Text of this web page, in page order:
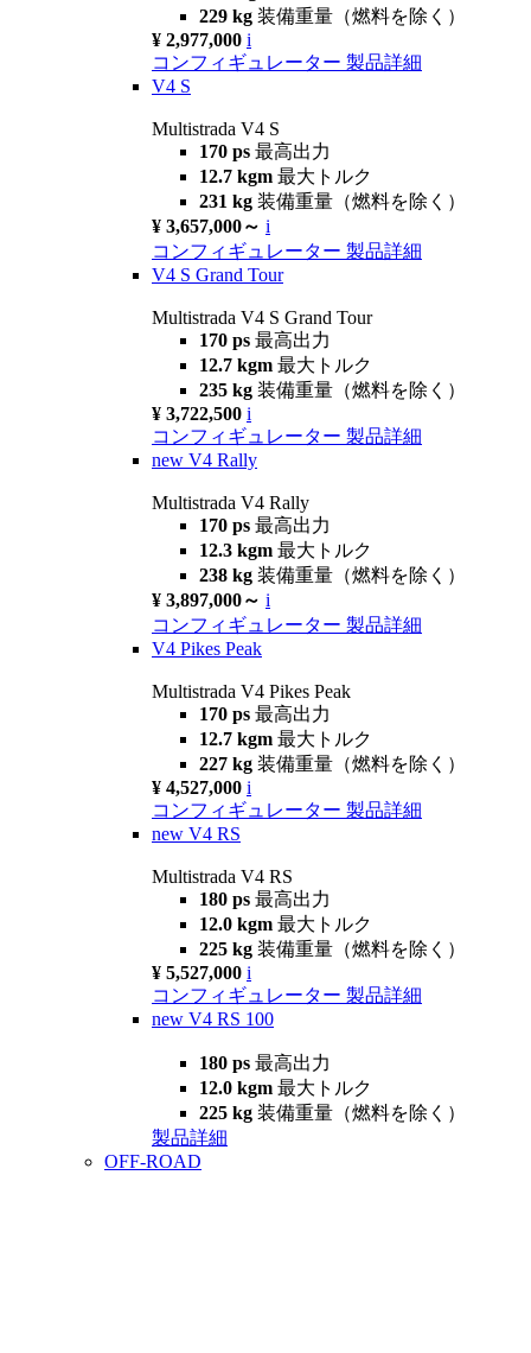
229 kg 装備重量（燃料を除く）
¥ 2,977,000 i
コンフィギュレーター 製品詳細
V4 S
Multistrada V4 S
170 ps 最高出力
12.7 kgm 最大トルク
231 kg 装備重量（燃料を除く）
¥ 3,657,000～ i
コンフィギュレーター 製品詳細
V4 S Grand Tour
Multistrada V4 S Grand Tour
170 ps 最高出力
12.7 kgm 最大トルク
235 kg 装備重量（燃料を除く）
¥ 3,722,500 i
コンフィギュレーター 製品詳細
new V4 Rally
Multistrada V4 Rally
170 ps 最高出力
12.3 kgm 最大トルク
238 kg 装備重量（燃料を除く）
¥ 3,897,000～ i
コンフィギュレーター 製品詳細
V4 Pikes Peak
Multistrada V4 Pikes Peak
170 ps 最高出力
12.7 kgm 最大トルク
227 kg 装備重量（燃料を除く）
¥ 4,527,000 i
コンフィギュレーター 製品詳細
new V4 RS
Multistrada V4 RS
180 ps 最高出力
12.0 kgm 最大トルク
225 kg 装備重量（燃料を除く）
¥ 5,527,000 i
コンフィギュレーター 製品詳細
new V4 RS 100
180 ps 最高出力
12.0 kgm 最大トルク
225 kg 装備重量（燃料を除く）
製品詳細
OFF-ROAD